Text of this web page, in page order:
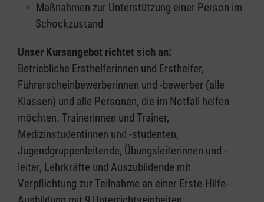
Maßnahmen zur Unterstützung einer Person im
Schockzustand
Unser Kursangebot richtet sich an:
Betriebliche Ersthelferinnen und Ersthelfer,
Führerscheinbewerberinnen und -bewerber (alle
Klassen) und alle Personen, die im Notfall helfen
möchten. Trainerinnen und Trainer,
Medizinstudentinnen und -studenten,
Jugendgruppenleitende, Übungsleiterinnen und -
leiter, Lehrkräfte und Auszubildende mit
Verpflichtung zur Teilnahme an einer Erste-Hilfe-